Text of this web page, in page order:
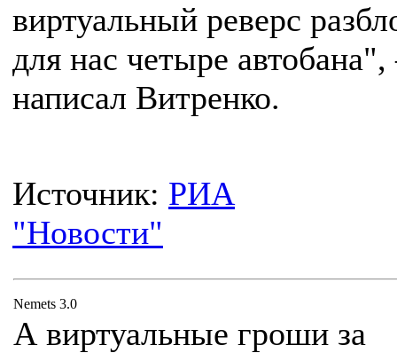
виртуальный реверс
для нас четыре
написал Витренко.
Источник: РИА
"Новости"
Nemets 3.0
А виртуальные гроши за